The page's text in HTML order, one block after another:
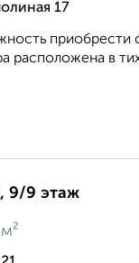
17
расположена в
9/9 этаж